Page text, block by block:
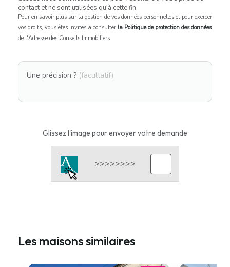
contact et ne sont utilisées qu'à cette fin.
Pour en savoir plus sur la gestion de vos données personnelles et pour exercer
vos droits, vous êtes invités à consulter la Politique de protection des données
de l'Adresse des Conseils Immobiliers.
Une précision ? (facultatif)
Glissez l'image pour envoyer votre demande
Les maisons similaires